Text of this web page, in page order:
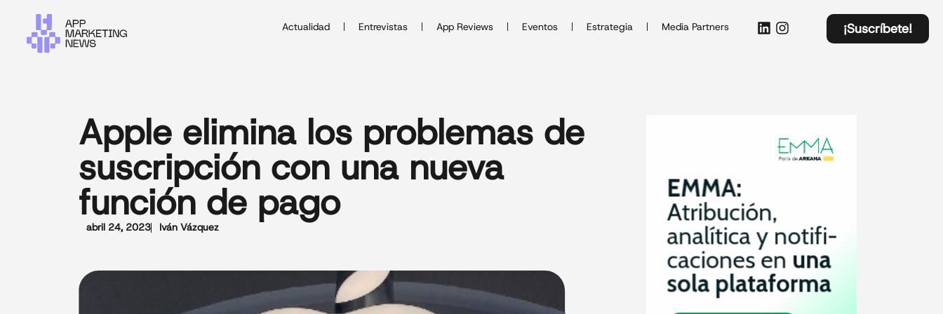
Actualidad Entrevistas App Reviews Eventos Estrategia Media Partners ¡Suscríbete!
Apple elimina los problemas de
suscripción con una nueva
función de pago
abril 24, 2023 Iván Vázquez